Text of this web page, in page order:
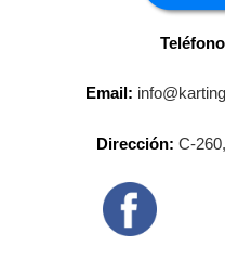
Email:
Dirección: C-